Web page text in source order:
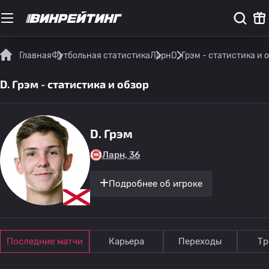
ГлавнаяФутбольная статистикаЛарнD. Грэм - статистика и
D. Грэм - статистика и обзор
D. Грэм
Ларн, 36
Подробнее об игроке
Последние матчи Карьера Переходы